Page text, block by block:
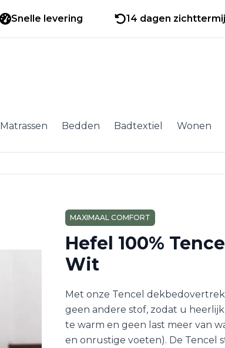
Snelle levering 14 dagen
Matrassen Bedden Badtextiel Wonen
MAXIMAAL COMFORT
Hefel 100%
Wit
Met onze Tencel
geen andere stof, zodat u
te warm en geen last meer van
en onrustige voeten). De Tencel